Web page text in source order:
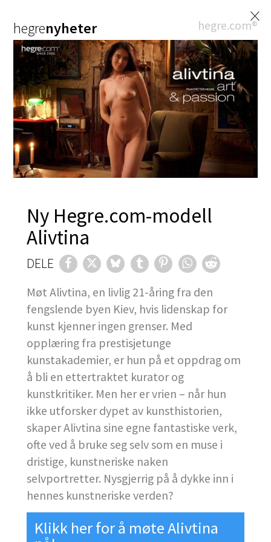
×
hegrenyheter hegre.com®
Ny Hegre.com-modell
Alivtina
DELE
Møt Alivtina, en livlig 21-åring fra den
fengslende byen Kiev, hvis lidenskap for
kunst kjenner ingen grenser. Med
opplæring fra prestisjetunge
kunstakademier, er hun på et oppdrag om
å bli en ettertraktet kurator og
kunstkritiker. Men her er vrien – når hun
ikke utforsker dypet av kunsthistorien,
skaper Alivtina sine egne fantastiske verk,
ofte ved å bruke seg selv som en muse i
dristige, kunstneriske naken
selvportretter. Nysgjerrig på å dykke inn i
hennes kunstneriske verden?
Klikk her for å møte Alivtina